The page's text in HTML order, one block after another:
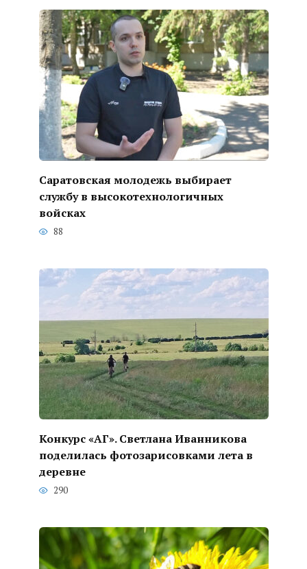
Саратовская молодежь выбирает
службу в высокотехнологичных
войсках
88
Конкурс «АГ». Светлана Иванникова
поделилась фотозарисовками лета в
деревне
290